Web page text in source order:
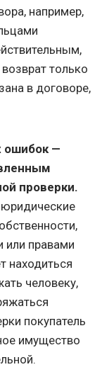
например,
только
в договоре,
ошибок —
проверки.
или правами
находиться
человеку,
покупатель
имущество